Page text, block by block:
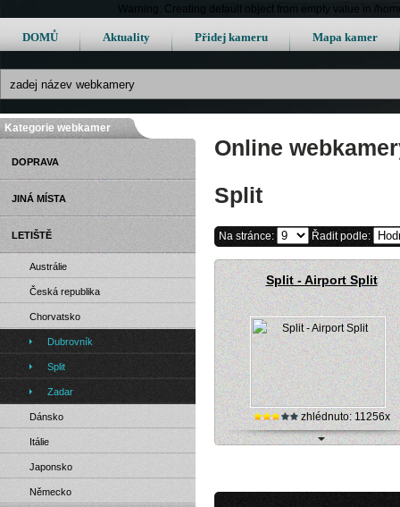
Warning: Creating default object from empty value in /
DOMŮ Aktuality Přidej kameru Mapa kamer
Online
Split
Na stránce: Řadit podle:
Split - Airport Split
zhlédnuto: 11256x
Kategorie webkamer
DOPRAVA
JINÁ MÍSTA
LETIŠTĚ
Austrálie
Česká republika
Chorvatsko
Dubrovník
Split
Zadar
Dánsko
Itálie
Japonsko
Německo